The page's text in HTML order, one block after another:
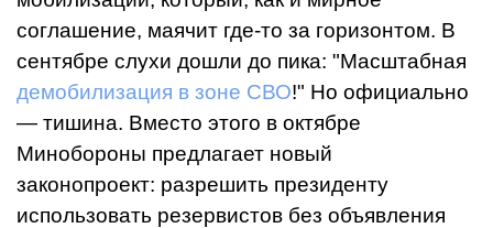
соглашение, маячит где-то за горизонтом. В
сентябре слухи дошли до пика: "Масштабная
демобилизация в зоне СВО!" Но официально
— тишина. Вместо этого в октябре
Минобороны предлагает новый
законопроект: разрешить президенту
использовать резервистов без объявления